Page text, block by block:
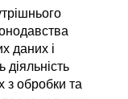
даних і
з обробки та